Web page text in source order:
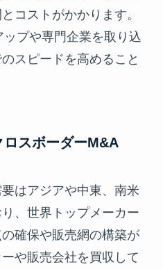
コストがかかります。
プや専門企業を取り込
スピードを高めること
スボーダーM&A
はアジアや中東、南米
、世界トップメーカー
確保や販売網の構築が
や販売会社を買収して